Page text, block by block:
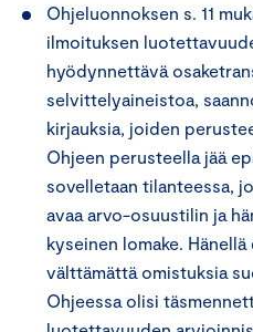
Ohjeluonnoksen s. 11
ilmoituksen
hyödynnettävä
selvittelyaineistoa,
kirjauksia, joiden
Ohjeen perusteella jää
sovelletaan tilanteessa,
avaa arvo-osuustilin ja
kyseinen lomake.
välttämättä omistuksia
Ohjeessa olisi